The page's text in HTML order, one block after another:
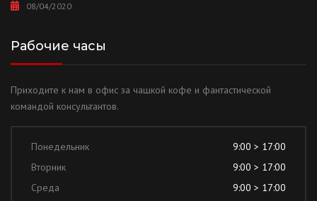
08/04/2020
Рабочие часы
Приходите к нам в офис за чашкой кофе и фантастической
командой консультантов.
Понедельник
9:00 > 17:00
Вторник
9:00 > 17:00
Среда
9:00 > 17:00